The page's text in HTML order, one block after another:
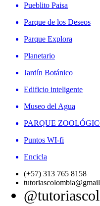
Pueblito Paisa
Parque de los Deseos
Parque Explora
Planetario
Jardín Botánico
Edificio inteligente
Museo del Agua
PARQUE
Puntos WI-fi
Encicla
(+57) 313 765 8158